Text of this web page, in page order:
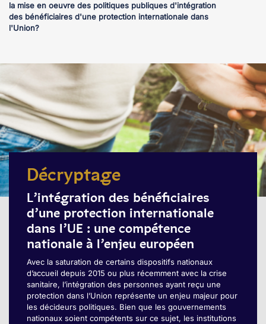
la mise en oeuvre des politiques publiques d'intégration
des bénéficiaires d'une protection internationale dans
l'Union?
Décryptage
L’intégration des bénéficiaires
d’une protection internationale
dans l’UE : une compétence
nationale à l’enjeu européen
Avec la saturation de certains dispositifs nationaux
d’accueil depuis 2015 ou plus récemment avec la crise
sanitaire, l’intégration des personnes ayant reçu une
protection dans l’Union représente un enjeu majeur pour
les décideurs politiques. Bien que les gouvernements
nationaux soient compétents sur ce sujet, les institutions